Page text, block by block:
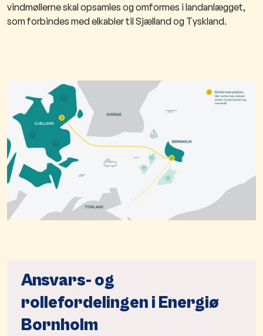
vindmøllerne skal opsamles og omformes i landanlægget,
som forbindes med elkabler til Sjælland og Tyskland.
Ansvars- og
rollefordelingen i Energiø
Bornholm